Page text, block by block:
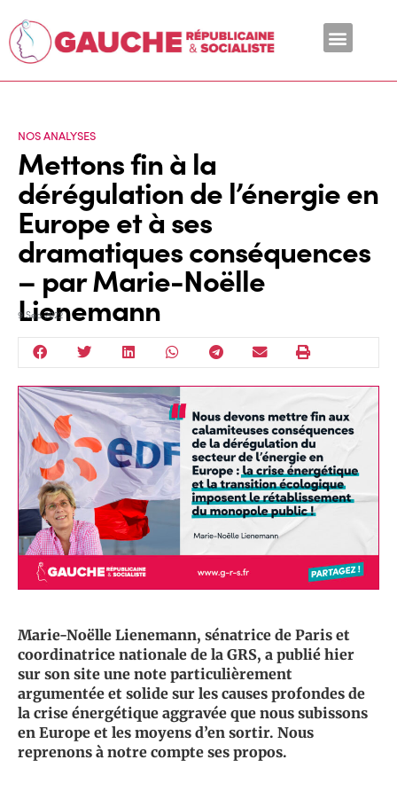
NOS ANALYSES
Mettons fin à la
dérégulation de l’énergie en
Europe et à ses
dramatiques conséquences
– par Marie-Noëlle
Lienemann
9 Sep 2022
Marie-Noëlle Lienemann, sénatrice de Paris et
coordinatrice nationale de la GRS, a publié hier
sur son site une note particulièrement
argumentée et solide sur les causes profondes de
la crise énergétique aggravée que nous subissons
en Europe et les moyens d’en sortir. Nous
reprenons à notre compte ses propos.